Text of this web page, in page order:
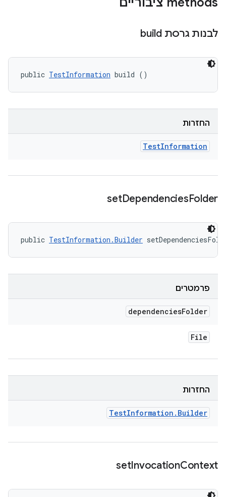
לבנות גרסת build
public TestInformation build ()
החזרות
TestInformation
setDependenciesFolder
public TestInformation.Builder
פרמטרים
dependenciesFolder
File
החזרות
TestInformation . Builder
setInvocationContext